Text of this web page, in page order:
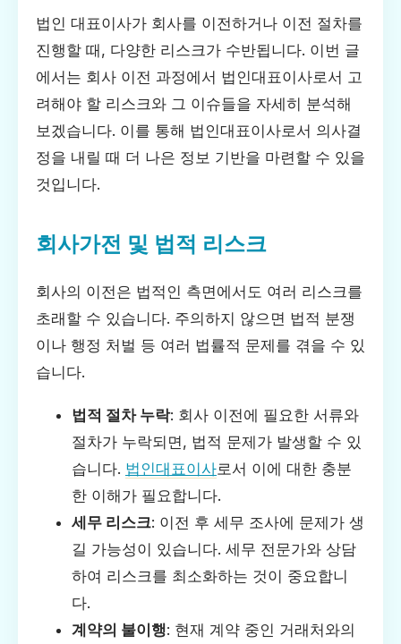
법인 대표이사가 회사를 이전하거나 이전 절차를
진행할 때, 다양한 리스크가 수반됩니다. 이번 글
에서는 회사 이전 과정에서 법인대표이사로서 고
려해야 할 리스크와 그 이슈들을 자세히 분석해
보겠습니다. 이를 통해 법인대표이사로서 의사결
정을 내릴 때 더 나은 정보 기반을 마련할 수 있을
것입니다.
회사가전 및 법적 리스크
회사의 이전은 법적인 측면에서도 여러 리스크를
초래할 수 있습니다. 주의하지 않으면 법적 분쟁
이나 행정 처벌 등 여러 법률적 문제를 겪을 수 있
습니다.
법적 절차 누락: 회사 이전에 필요한 서류와
절차가 누락되면, 법적 문제가 발생할 수 있
습니다. 법인대표이사로서 이에 대한 충분
한 이해가 필요합니다.
세무 리스크: 이전 후 세무 조사에 문제가 생
길 가능성이 있습니다. 세무 전문가와 상담
하여 리스크를 최소화하는 것이 중요합니
다.
계약의 불이행: 현재 계약 중인 거래처와의